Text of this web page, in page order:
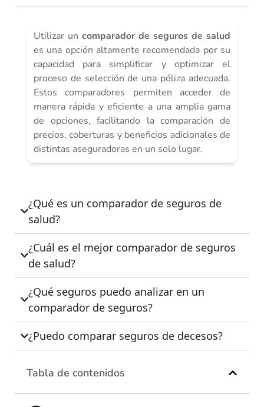
Utilizar un comparador de seguros de salud
es una opción altamente recomendada por su
capacidad para simplificar y optimizar el
proceso de selección de una póliza adecuada.
Estos comparadores permiten acceder de
manera rápida y eficiente a una amplia gama
de opciones, facilitando la comparación de
precios, coberturas y beneficios adicionales de
distintas aseguradoras en un solo lugar.
¿Qué es un comparador de seguros de
salud?
¿Cuál es el mejor comparador de seguros
de salud?
¿Qué seguros puedo analizar en un
comparador de seguros?
¿Puedo comparar seguros de decesos?
Tabla de contenidos